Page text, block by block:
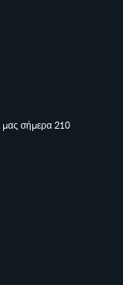
σήμερα 210